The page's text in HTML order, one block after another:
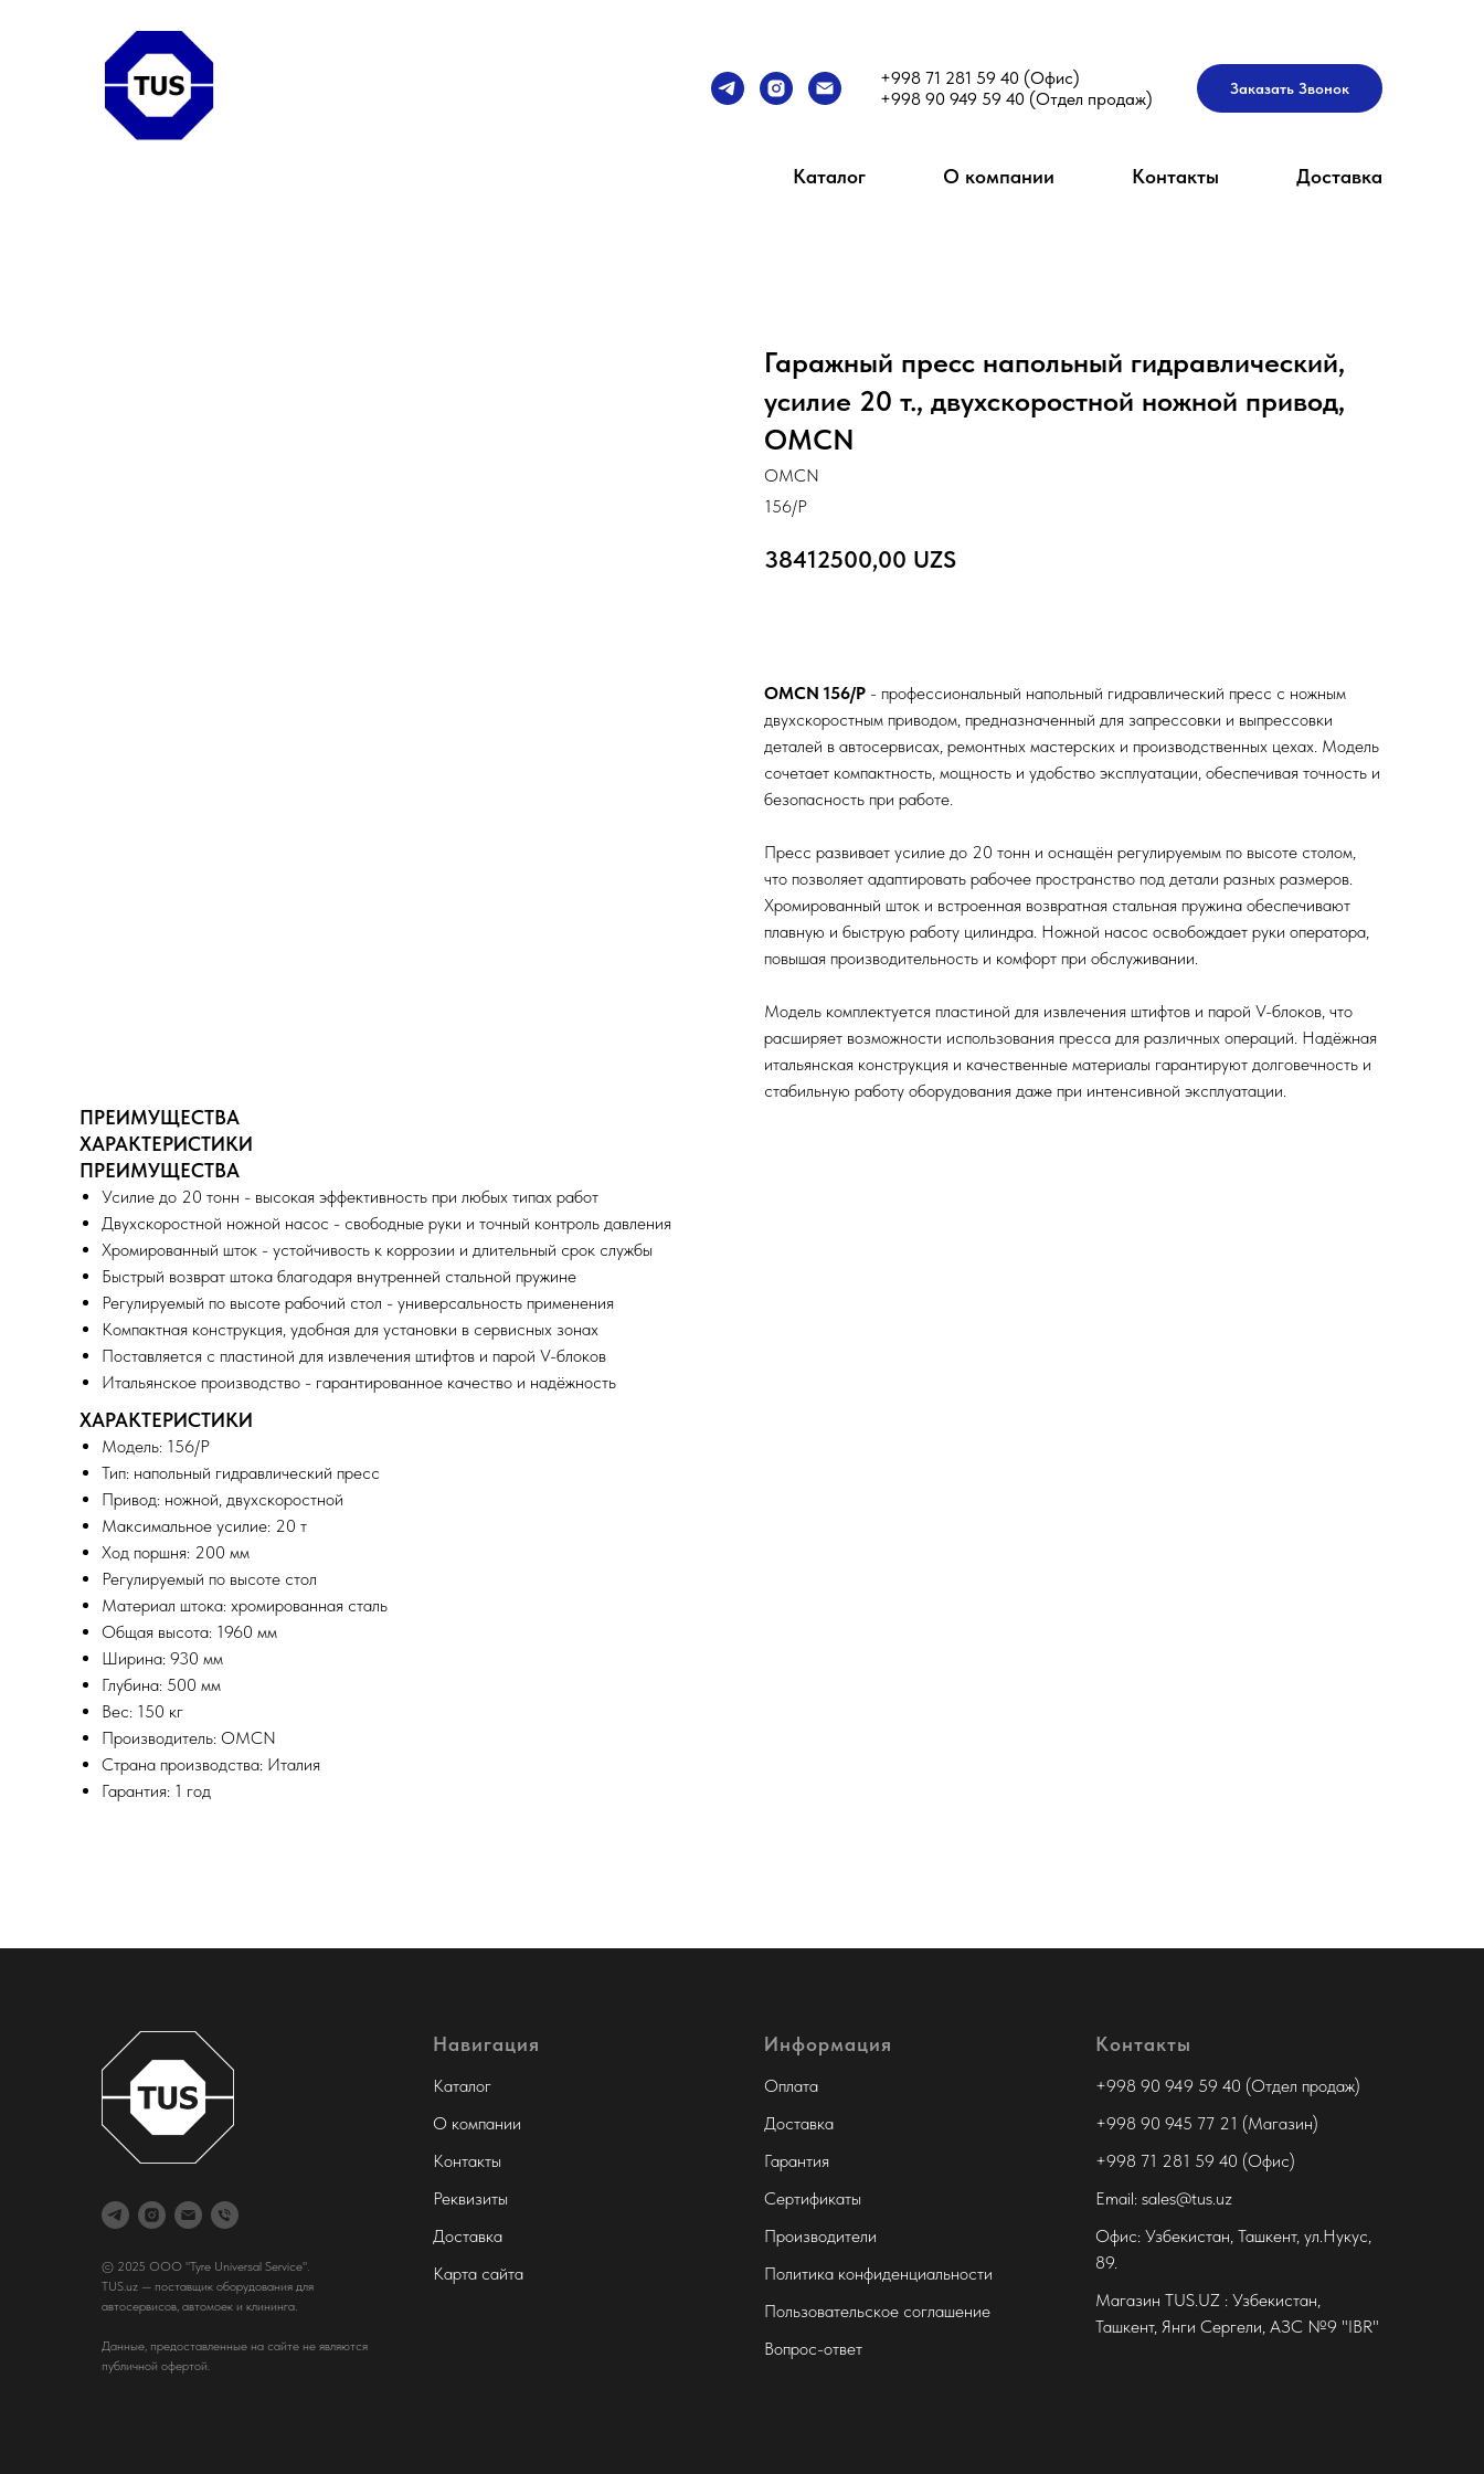
+998 71 281 59 40 (Офис)
+998 90 949 59 40 (Отдел продаж)
Заказать Звонок
Каталог О компании Контакты Доставка
Гаражный пресс напольный гидравлический,
усилие 20 т., двухскоростной ножной привод,
OMCN
OMCN
156/P
38412500,00 UZS
OMCN 156/P - профессиональный напольный гидравлический пресс с ножным
двухскоростным приводом, предназначенный для запрессовки и выпрессовки
деталей в автосервисах, ремонтных мастерских и производственных цехах. Модель
сочетает компактность, мощность и удобство эксплуатации, обеспечивая точность и
безопасность при работе.
Пресс развивает усилие до 20 тонн и оснащён регулируемым по высоте столом,
что позволяет адаптировать рабочее пространство под детали разных размеров.
Хромированный шток и встроенная возвратная стальная пружина обеспечивают
плавную и быструю работу цилиндра. Ножной насос освобождает руки оператора,
повышая производительность и комфорт при обслуживании.
Модель комплектуется пластиной для извлечения штифтов и парой V-блоков, что
расширяет возможности использования пресса для различных операций. Надёжная
итальянская конструкция и качественные материалы гарантируют долговечность и
стабильную работу оборудования даже при интенсивной эксплуатации.
ПРЕИМУЩЕСТВА
ХАРАКТЕРИСТИКИ
ПРЕИМУЩЕСТВА
Усилие до 20 тонн - высокая эффективность при любых типах работ
Двухскоростной ножной насос - свободные руки и точный контроль давления
Хромированный шток - устойчивость к коррозии и длительный срок службы
Быстрый возврат штока благодаря внутренней стальной пружине
Регулируемый по высоте рабочий стол - универсальность применения
Компактная конструкция, удобная для установки в сервисных зонах
Поставляется с пластиной для извлечения штифтов и парой V-блоков
Итальянское производство - гарантированное качество и надёжность
ХАРАКТЕРИСТИКИ
Модель: 156/P
Тип: напольный гидравлический пресс
Привод: ножной, двухскоростной
Максимальное усилие: 20 т
Ход поршня: 200 мм
Регулируемый по высоте стол
Материал штока: хромированная сталь
Общая высота: 1960 мм
Ширина: 930 мм
Глубина: 500 мм
Вес: 150 кг
Производитель: OMCN
Страна производства: Италия
Гарантия: 1 год
© 2025 ООО "Tyre Universal Service".
TUS.uz — поставщик оборудования для
автосервисов, автомоек и клининга.
Данные, предоставленные на сайте не являются
публичной офертой.
Навигация
Каталог
О компании
Контакты
Реквизиты
Доставка
Карта сайта
Информация
Оплата
Доставка
Гарантия
Сертификаты
Производители
Политика конфиденциальности
Пользовательское соглашение
Вопрос-ответ
Контакты
+998 90 949 59 40 (Отдел продаж)
+998 90 945 77 21 (Магазин)
+998 71 281 59 40 (Офис)
Email: sales@tus.uz
Офис: Узбекистан, Ташкент, ул.Нукус,
89.
Магазин TUS.UZ : Узбекистан,
Ташкент, Янги Сергели, АЗС №9 "IBR"